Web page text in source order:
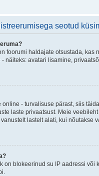
seotud
foorumi haldajate otsustada,
näiteks: avatari lisamine,
- turvalisuse pärast, siis
laste privaatsust. Meie
lastelt alati, kui nõutakse
on blokeerinud su IP aadressi